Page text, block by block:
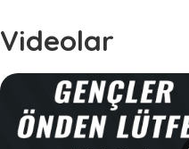
Videolar